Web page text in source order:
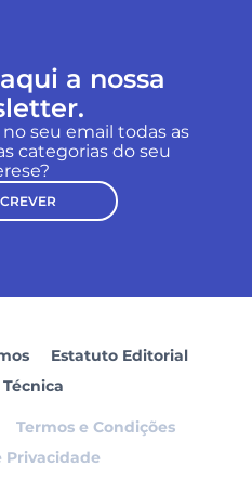
a nossa
seu email todas as
categorias do seu
Estatuto Editorial
Termos e Condições
Privacidade